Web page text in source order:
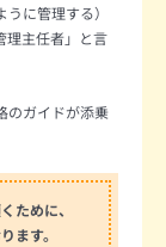
に管理する）
理主任者」と言
のガイドが添乗
ために、
ます。